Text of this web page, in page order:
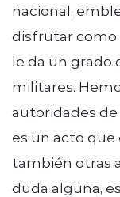
nacional,
disfrutar como
le da un grado
militares.
autoridades
es un acto que
también otras
duda alguna,